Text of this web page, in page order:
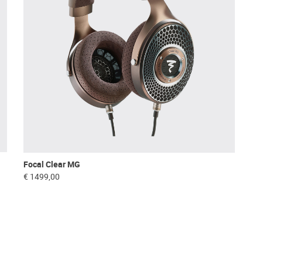
Focal Clear MG
€ 1499,00